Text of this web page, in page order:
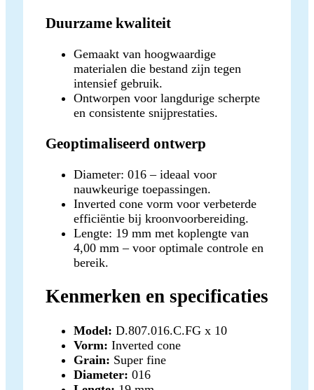
Duurzame kwaliteit
Gemaakt van hoogwaardige
materialen die bestand zijn tegen
intensief gebruik.
Ontworpen voor langdurige scherpte
en consistente snijprestaties.
Geoptimaliseerd ontwerp
Diameter: 016 – ideaal voor
nauwkeurige toepassingen.
Inverted cone vorm voor verbeterde
efficiëntie bij kroonvoorbereiding.
Lengte: 19 mm met koplengte van
4,00 mm – voor optimale controle en
bereik.
Kenmerken en specificaties
Model: D.807.016.C.FG x 10
Vorm: Inverted cone
Grain: Super fine
Diameter: 016